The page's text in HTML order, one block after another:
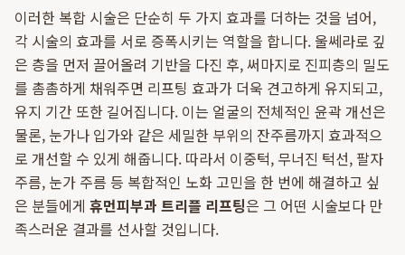
이러한 복합 시술은 단순히 두 가지 효과를 더하는 것을 넘어,
각 시술의 효과를 서로 증폭시키는 역할을 합니다. 울쎄라로 깊
은 층을 먼저 끌어올려 기반을 다진 후, 써마지로 진피층의 밀도
를 촘촘하게 채워주면 리프팅 효과가 더욱 견고하게 유지되고,
유지 기간 또한 길어집니다. 이는 얼굴의 전체적인 윤곽 개선은
물론, 눈가나 입가와 같은 세밀한 부위의 잔주름까지 효과적으
로 개선할 수 있게 해줍니다. 따라서 이중턱, 무너진 턱선, 팔자
주름, 눈가 주름 등 복합적인 노화 고민을 한 번에 해결하고 싶
은 분들에게 휴먼피부과 트리플 리프팅은 그 어떤 시술보다 만
족스러운 결과를 선사할 것입니다.